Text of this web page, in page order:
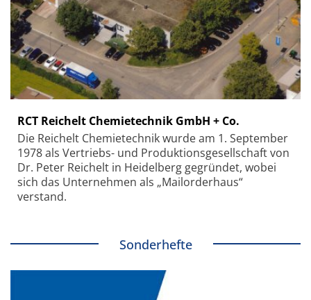
RCT Reichelt Chemietechnik GmbH + Co.
Die Reichelt Chemietechnik wurde am 1. September
1978 als Vertriebs- und Produktionsgesellschaft von
Dr. Peter Reichelt in Heidelberg gegründet, wobei
sich das Unternehmen als „Mailorderhaus“
verstand.
Sonderhefte